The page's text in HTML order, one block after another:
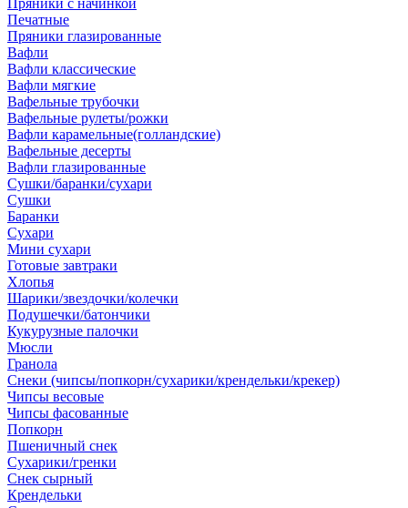
Пряники с начинкой
Печатные
Пряники глазированные
Вафли
Вафли классические
Вафли мягкие
Вафельные трубочки
Вафельные рулеты/рожки
Вафли карамельные(голландские)
Вафельные десерты
Вафли глазированные
Сушки/баранки/сухари
Сушки
Баранки
Сухари
Мини сухари
Готовые завтраки
Хлопья
Шарики/звездочки/колечки
Подушечки/батончики
Кукурузные палочки
Мюсли
Гранола
Снеки (чипсы/попкорн/сухарики/крендельки/крекер)
Чипсы весовые
Чипсы фасованные
Попкорн
Пшеничный снек
Сухарики/гренки
Снек сырный
Крендельки